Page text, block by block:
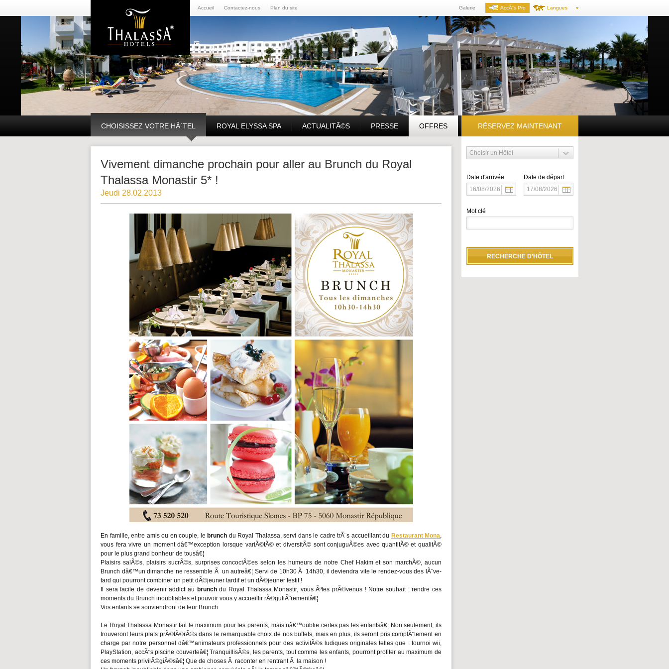
Langues
Galerie AccÃ¨s Pro
Accueil Contactez-nous Plan du site
CHOISISSEZ VOTRE HÃ´TEL ROYAL ELYSSA SPA ACTUALITÃ©S PRESSE OFFRES RÉSERVEZ MAINTENANT
Date d'arrivée Date de départ
Mot clé
Vivement dimanche prochain pour aller au Brunch du Royal
Thalassa Monastir 5* !
Jeudi 28.02.2013
En famille, entre amis ou en couple, le brunch du Royal Thalassa, servi dans le cadre trÃ¨s accueillant du Restaurant Mona,
vous fera vivre un moment dâ€™exception lorsque variÃ©tÃ© et diversitÃ© sont conjuguÃ©es avec quantitÃ© et qualitÃ©
pour le plus grand bonheur de tousâ€¦
Plaisirs salÃ©s, plaisirs sucrÃ©s, surprises concoctÃ©es selon les humeurs de notre Chef Hakim et son marchÃ©, aucun
Brunch dâ€™un dimanche ne ressemble Ã un autreâ€¦ Servi de 10h30 Ã 14h30, il deviendra vite le rendez-vous des lÃ¨ve-
tard qui pourront combiner un petit dÃ©jeuner tardif et un dÃ©jeuner festif !
Il sera facile de devenir addict au brunchdu Royal Thalassa Monastir, vous Ãªtes prÃ©venus ! Notre souhait : rendre ces
moments du Brunch inoubliables et pouvoir vous y accueillir rÃ©guliÃ¨rementâ€¦
Vos enfants se souviendront de leur Brunch
Le Royal Thalassa Monastir fait le maximum pour les parents, mais nâ€™oublie certes pas les enfantsâ€¦ Non seulement, ils
trouveront leurs plats prÃ©fÃ©rÃ©s dans le remarquable choix de nos buffets, mais en plus, ils seront pris complÃ¨tement en
charge par notre personnel dâ€™animateurs professionnels pour des activitÃ©s ludiques originales telles que : tournoi wii,
PlayStation, accÃ¨s piscine couverteâ€¦ TranquillisÃ©s, les parents, tout comme les enfants, pourront profiter au maximum de
ces moments privilÃ©giÃ©sâ€¦ Que de choses Ã raconter en rentrant Ã la maison !